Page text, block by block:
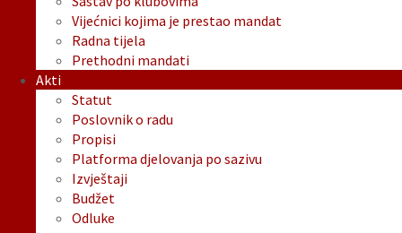
Vijećnici kojima je prestao mandat
Radna tijela
Prethodni mandati
Akti
Statut
Poslovnik o radu
Propisi
Platforma djelovanja po sazivu
Izvještaji
Budžet
Odluke